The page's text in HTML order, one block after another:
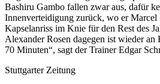
Bashiru Gambo fallen zwar aus, dafür
Innenverteidigung zurück, wo er Marcel
Kapselanriss im Knie für den Rest des
Alexander Rosen dagegen ist wieder
70 Minuten“, sagt der Trainer Edgar
Stuttgarter Zeitung